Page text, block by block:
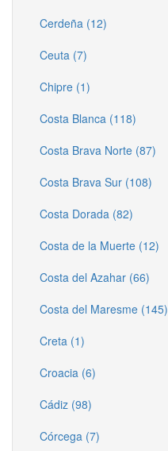
Cerdeña (12)
Ceuta (7)
Chipre (1)
Costa Blanca (118)
Costa Brava Norte (87)
Costa Brava Sur (108)
Costa Dorada (82)
Costa de la Muerte (12)
Costa del Azahar (66)
Costa del Maresme (145)
Creta (1)
Croacia (6)
Cádiz (98)
Córcega (7)